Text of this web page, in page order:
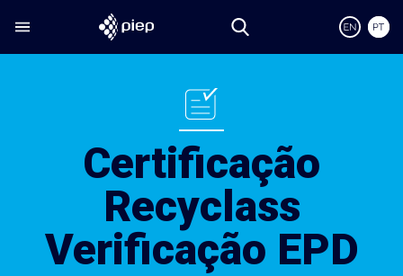
Certificação
Recyclass
Verificação EPD